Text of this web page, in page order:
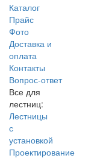
Каталог
Прайс
Фото
Доставка и
оплата
Контакты
Вопрос-ответ
Все для
лестниц:
Лестницы
с
установкой
Проектирование